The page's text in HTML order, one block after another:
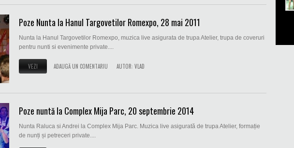
Poze Nunta la Hanul Targovetilor Romexpo, 28 mai 2011
Nunta la Hanul Targovetilor Romexpo, muzica live asigurata de trupa Atelier, trupa de coveruri
pentru nunti si evenimente private....
VEZI ADAUGĂ UN COMENTARIU AUTOR: VLAD
Poze nuntă la Complex Mija Parc, 20 septembrie 2014
Nunta Raluca si Andrei la Complex Mija Parc. Muzica live asigurată de trupa Atelier, formație
de nunți și petreceri private....